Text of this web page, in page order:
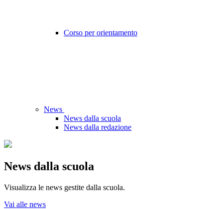
Corso per orientamento
News
News dalla scuola
News dalla redazione
News dalla scuola
Visualizza le news gestite dalla scuola.
Vai alle news